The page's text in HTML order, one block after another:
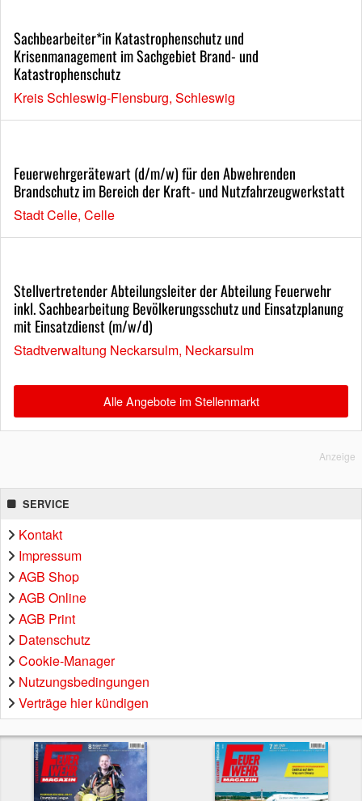
Sachbearbeiter*in Katastrophenschutz und
Krisenmanagement im Sachgebiet Brand- und
Katastrophenschutz
Kreis Schleswig-Flensburg, Schleswig
Feuerwehrgerätewart (d/m/w) für den Abwehrenden
Brandschutz im Bereich der Kraft- und Nutzfahrzeugwerkstatt
Stadt Celle, Celle
Stellvertretender Abteilungsleiter der Abteilung Feuerwehr
inkl. Sachbearbeitung Bevölkerungsschutz und Einsatzplanung
mit Einsatzdienst (m/w/d)
Stadtverwaltung Neckarsulm, Neckarsulm
Alle Angebote im Stellenmarkt
Anzeige
SERVICE
Kontakt
Impressum
AGB Shop
AGB Online
AGB Print
Datenschutz
Cookie-Manager
Nutzungsbedingungen
Verträge hier kündigen